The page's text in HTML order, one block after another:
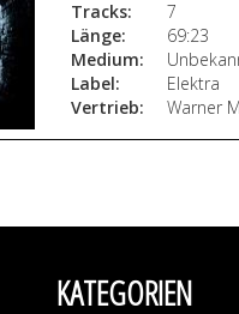
Tracks:
7
Länge:
69:23
Medium:
Label:
Elektra
Vertrieb:
Warner
KATEGORIEN